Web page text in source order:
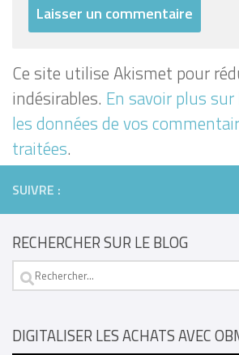
Ce site utilise Akismet pour
indésirables. En savoir plus
les données de vos
traitées.
SUIVRE :
RECHERCHER SUR LE BLOG
Rechercher :
DIGITALISER LES ACHATS AVEC